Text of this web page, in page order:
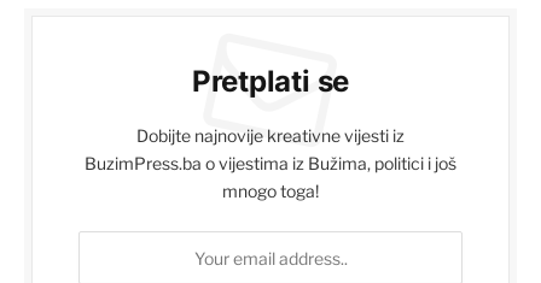
Pretplati se
Dobijte najnovije kreativne vijesti iz
BuzimPress.ba o vijestima iz Bužima, politici i još
mnogo toga!